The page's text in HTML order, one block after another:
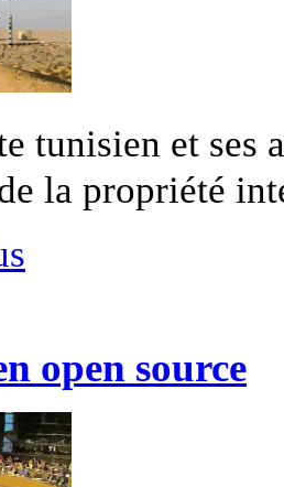
tunisien et ses
la propriété
open source